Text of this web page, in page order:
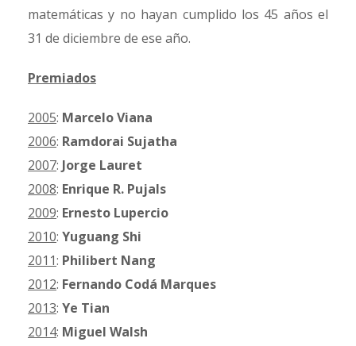
matemáticas y no hayan cumplido los 45 años el
31 de diciembre de ese año.
Premiados
2005: Marcelo Viana
2006: Ramdorai Sujatha
2007: Jorge Lauret
2008: Enrique R. Pujals
2009: Ernesto Lupercio
2010: Yuguang Shi
2011: Philibert Nang
2012: Fernando Codá Marques
2013: Ye Tian
2014: Miguel Walsh